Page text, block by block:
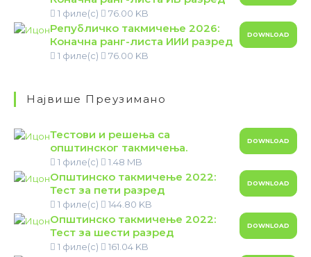
1 филе(с) 76.00 KB
Републичко такмичење 2026:
Коначна ранг-листа ИИИ разред
1 филе(с) 76.00 KB
DOWNLOAD
Највише Преузимано
Тестови и решења са
општинског такмичења.
1 филе(с) 1.48 MB
DOWNLOAD
Општинско такмичење 2022:
Тест за пети разред
1 филе(с) 144.80 KB
DOWNLOAD
Општинско такмичење 2022:
Тест за шести разред
1 филе(с) 161.04 KB
DOWNLOAD